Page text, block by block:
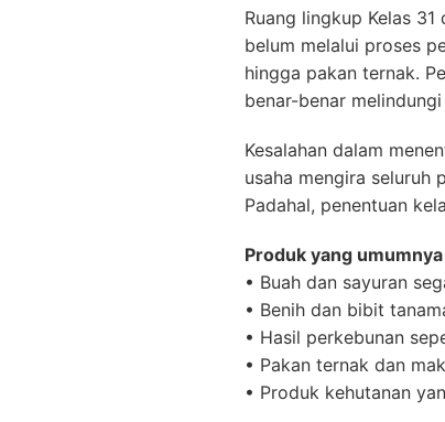
Ruang lingkup Kelas
belum melalui proses
hingga pakan ternak.
benar-benar
Kesalahan dalam
usaha mengira seluruh
Padahal, penentuan
Produk yang
• Buah dan sayuran
• Benih dan bibit
• Hasil perkebunan
• Pakan ternak dan
• Produk kehutanan